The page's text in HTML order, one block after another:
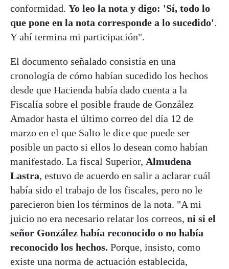
conformidad. Yo leo la nota y digo: 'Sí, todo lo
que pone en la nota corresponde a lo sucedido'.
Y ahí termina mi participación".
El documento señalado consistía en una
cronología de cómo habían sucedido los hechos
desde que Hacienda había dado cuenta a la
Fiscalía sobre el posible fraude de González
Amador hasta el último correo del día 12 de
marzo en el que Salto le dice que puede ser
posible un pacto si ellos lo desean como habían
manifestado. La fiscal Superior, Almudena
Lastra, estuvo de acuerdo en salir a aclarar cuál
había sido el trabajo de los fiscales, pero no le
parecieron bien los términos de la nota. "A mi
juicio no era necesario relatar los correos, ni si el
señor González había reconocido o no había
reconocido los hechos. Porque, insisto, como
existe una norma de actuación establecida,